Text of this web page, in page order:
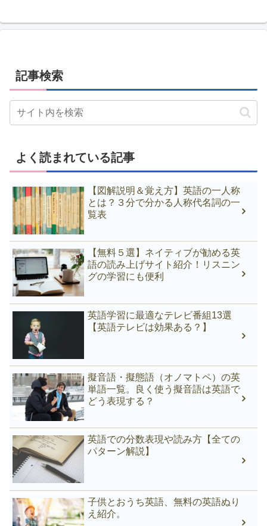
記事検索
よく読まれている記事
【図解説明＆覚え方】英語の一人称
とは？３分で分かる人称代名詞の一
覧表
【無料５選】ネイティブが勧める英
語の読み上げサイト紹介！リスニン
グの学習にも便利
英語学習に最適なテレビ番組13選
【英語テレビは効果ある？】
擬音語・擬態語（オノマトペ）の英
単語一覧。良く使う擬音語は英語で
どう表現する？
英語での分数表現や読み方【全ての
パターン解説】
子供とおうち英語、無料の英語ぬり
え紹介。